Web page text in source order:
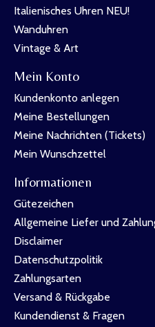
Italienisches Uhren NEU!
Wanduhren
Vintage & Art
Mein Konto
Kundenkonto anlegen
Meine Bestellungen
Meine Nachrichten (Tickets)
Mein Wunschzettel
Informationen
Gütezeichen
Allgemeine Liefer und
Disclaimer
Datenschutzpolitik
Zahlungsarten
Versand & Rückgabe
Kundendienst & Fragen